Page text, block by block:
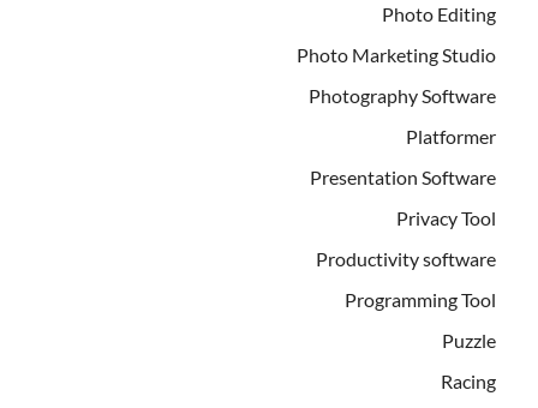
Photo Editing
Photo Marketing Studio
Photography Software
Platformer
Presentation Software
Privacy Tool
Productivity software
Programming Tool
Puzzle
Racing